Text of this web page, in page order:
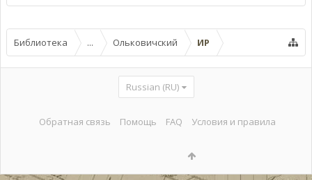
Библиотека ... Ольковичский ИР
Russian (RU)
Обратная связь Помощь FAQ Условия и правила